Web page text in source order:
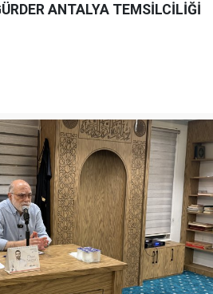
ANTALYA TEMSİLCİLİĞİ